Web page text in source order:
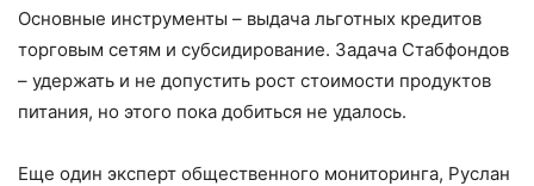
Основные инструменты – выдача льготных кредитов
торговым сетям и субсидирование. Задача Стабфондов
– удержать и не допустить рост стоимости продуктов
питания, но этого пока добиться не удалось.
Еще один эксперт общественного мониторинга, Руслан